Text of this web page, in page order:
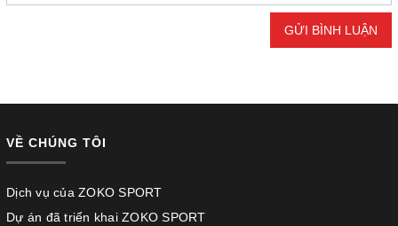
GỬI BÌNH LUẬN
VỀ CHÚNG TÔI
Dịch vụ của ZOKO SPORT
Dự án đã triển khai ZOKO SPORT